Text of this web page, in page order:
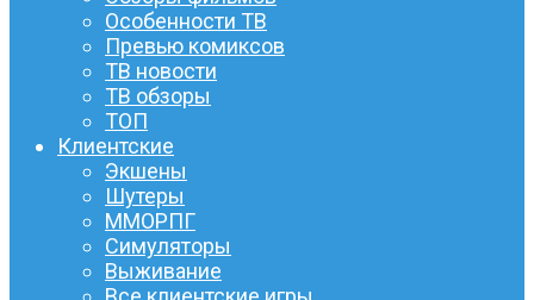
Особенности ТВ
Превью комиксов
ТВ новости
ТВ обзоры
ТОП
Клиентские
Экшены
Шутеры
ММОРПГ
Симуляторы
Выживание